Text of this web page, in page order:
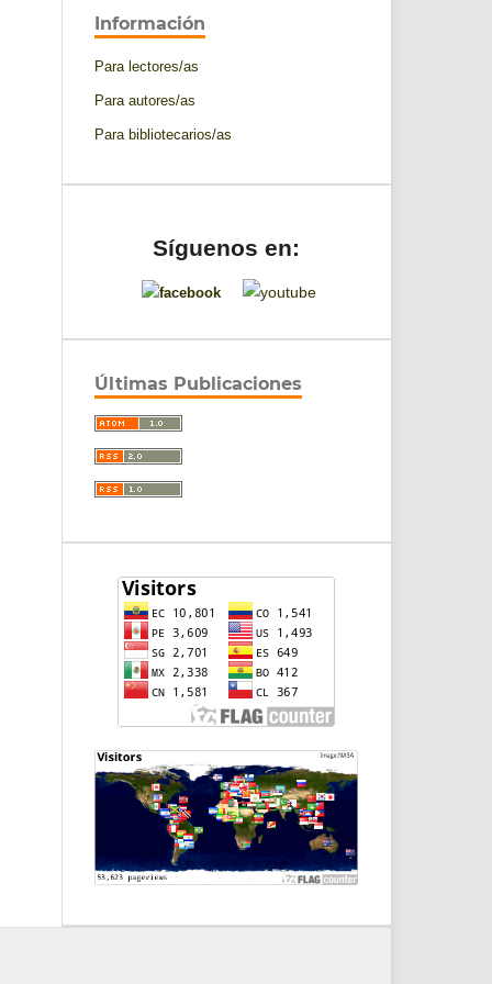
Información
Para lectores/as
Para autores/as
Para bibliotecarios/as
Síguenos en:
Últimas Publicaciones